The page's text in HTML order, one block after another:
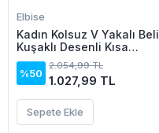
Elbise
Kadın Kolsuz V Yakalı Beli
Kuşaklı Desenli Kısa
Süprem Elbise
%50
2.054,99 TL
1.027,99 TL
Sepete Ekle